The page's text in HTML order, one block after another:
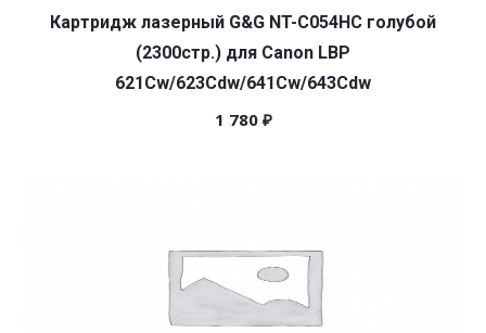
Картридж лазерный G&G NT-C054HC голубой
(2300стр.) для Canon LBP
621Cw/623Cdw/641Cw/643Cdw
1 780 ₽